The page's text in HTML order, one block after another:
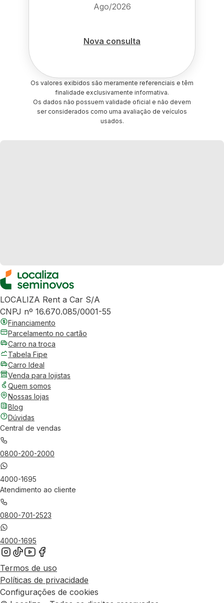
Ago/2026
Nova consulta
Os valores exibidos são meramente referenciais e têm
finalidade exclusivamente informativa.
Os dados não possuem validade oficial e não devem
ser considerados como uma avaliação de veículos
usados.
LOCALIZA Rent a Car S/A
CNPJ nº 16.670.085/0001-55
Financiamento
Parcelamento no cartão
Carro na troca
Tabela Fipe
Carro Ideal
Venda para lojistas
Quem somos
Nossas lojas
Blog
Dúvidas
Central de vendas
0800-200-2000
4000-1695
Atendimento ao cliente
0800-701-2523
4000-1695
Termos de uso
Políticas de privacidade
Configurações de cookies